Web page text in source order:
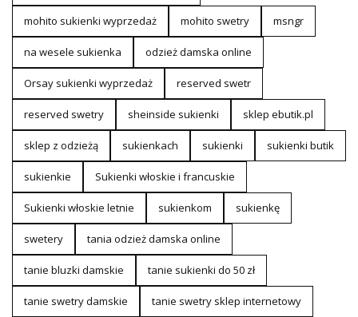
mohito sukienki wyprzedaż mohito swetry msngr
na wesele sukienka odzież damska online
Orsay sukienki wyprzedaż reserved swetr
reserved swetry sheinside sukienki sklep ebutik.pl
sklep z odzieżą sukienkach sukienki sukienki butik
sukienkie Sukienki włoskie i francuskie
Sukienki włoskie letnie sukienkom sukienkę
swetery tania odzież damska online
tanie bluzki damskie tanie sukienki do 50 zł
tanie swetry damskie tanie swetry sklep internetowy